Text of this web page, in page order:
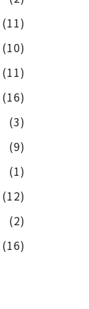
(11)
(10)
(11)
(16)
(3)
(9)
(1)
(12)
(2)
(16)